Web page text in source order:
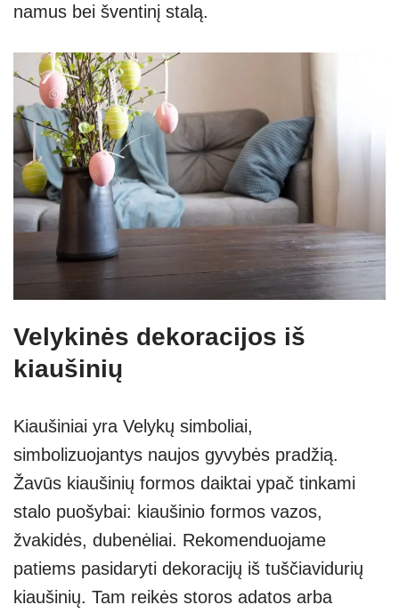
namus bei šventinį stalą.
Velykinės dekoracijos iš
kiaušinių
Kiaušiniai yra Velykų simboliai,
simbolizuojantys naujos gyvybės pradžią.
Žavūs kiaušinių formos daiktai ypač tinkami
stalo puošybai: kiaušinio formos vazos,
žvakidės, dubenėliai. Rekomenduojame
patiems pasidaryti dekoracijų iš tuščiavidurių
kiaušinių. Tam reikės storos adatos arba